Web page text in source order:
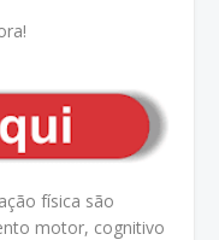
física são
motor, cognitivo